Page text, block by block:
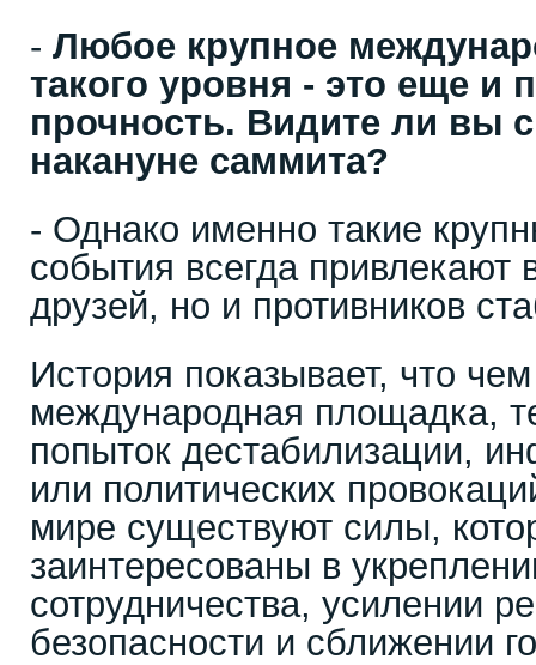
- Любое крупное
такого уровня - это еще и
прочность. Видите ли вы
накануне саммита?
- Однако именно такие
события всегда привлекают
друзей, но и противников
История показывает, что
международная площадка,
попыток дестабилизации,
или политических
мире существуют силы,
заинтересованы в
сотрудничества, усилении
безопасности и сближении